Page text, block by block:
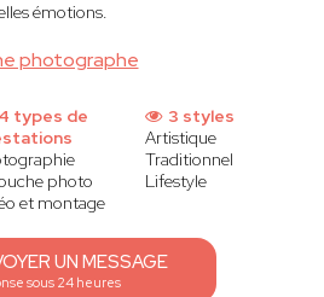
photographe
émotions.
4 types de
photo
et montage
3 styles
Artistique
Traditionnel
Lifestyle
UN MESSAGE
sous 24 heures